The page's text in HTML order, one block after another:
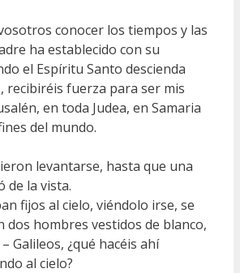
conocer los tiempos y las
ha establecido con su
el Espíritu Santo descienda
recibiréis fuerza para ser mis
en toda Judea, en Samaria
del mundo.
levantarse, hasta que una
de la vista.
fijos al cielo, viéndolo irse, se
dos hombres vestidos de blanco,
Galileos, ¿qué hacéis ahí
al cielo?